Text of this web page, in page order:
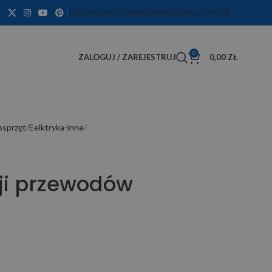
GALERIA WASZYCH MERCEDESÓWDEKODER VIN
ZALOGUJ / ZAREJESTRUJ 0 0,00 ZŁ
Eelktryka-inne
przewodów